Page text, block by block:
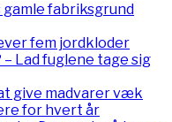
gamle fabriksgrund
fem jordkloder
Lad fuglene tage sig
give madvarer væk
for hvert år